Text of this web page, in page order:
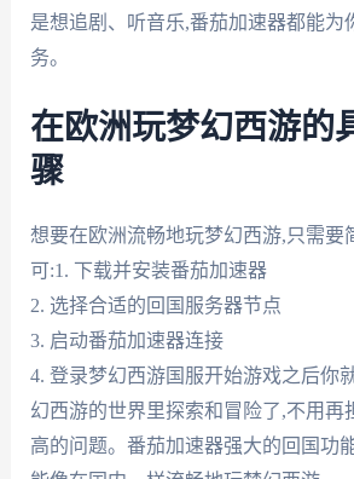
是想追剧、听音乐,番茄加速器都能为
务。
在欧洲玩梦幻西游的
骤
想要在欧洲流畅地玩梦幻西游,只需要
可:1. 下载并安装番茄加速器
2. 选择合适的回国服务器节点
3. 启动番茄加速器连接
4. 登录梦幻西游国服开始游戏之后你
幻西游的世界里探索和冒险了,不用再
高的问题。番茄加速器强大的回国功